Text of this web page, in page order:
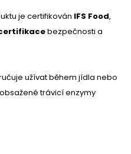
je certifikován IFS Food,
bezpečnosti a
užívat během jídla nebo
trávicí enzymy